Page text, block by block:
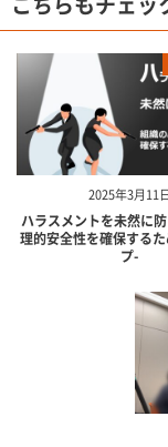
2025年3月11日
ハラスメントを未然に
理的安全性を確保する
プ-